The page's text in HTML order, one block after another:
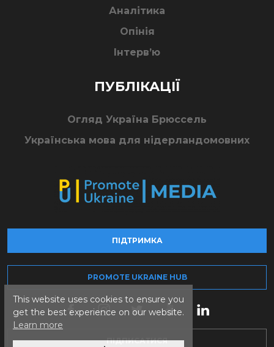
This website uses cookies to ensure you
get the best experience on our website.
Learn more
Аналітика
Опінія
Інтерв’ю
ПУБЛІКАЦІЇ
Огляд Україна Брюссель
Українська мова для нідерландомовних
ПІДТРИМКА
PROMOTE UKRAINE HUB
ПІДПИСАТИСЯ